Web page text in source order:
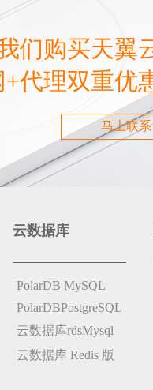
们购买天翼
代理双重优
马上联系
云数据库
PolarDB MySQL
PolarDBPostgreSQL
云数据库rdsMysql
云数据库 Redis 版